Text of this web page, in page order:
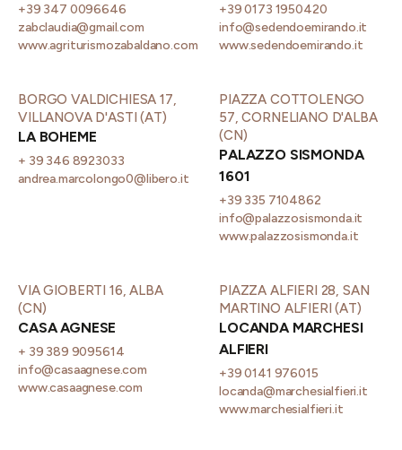
+39 347 0096646
zabclaudia@gmail.com
www.agriturismozabaldano.com
+39 0173 1950420
info@sedendoemirando.it
www.sedendoemirando.it
BORGO VALDICHIESA 17,
VILLANOVA D'ASTI (AT)
LA BOHEME
+ 39 346 8923033
andrea.marcolongo0@libero.it
PIAZZA COTTOLENGO
57, CORNELIANO D'ALBA
(CN)
PALAZZO SISMONDA
1601
+39 335 7104862
info@palazzosismonda.it
www.palazzosismonda.it
VIA GIOBERTI 16, ALBA
(CN)
CASA AGNESE
+ 39 389 9095614
info@casaagnese.com
www.casaagnese.com
PIAZZA ALFIERI 28, SAN
MARTINO ALFIERI (AT)
LOCANDA MARCHESI
ALFIERI
+39 0141 976015
locanda@marchesialfieri.it
www.marchesialfieri.it